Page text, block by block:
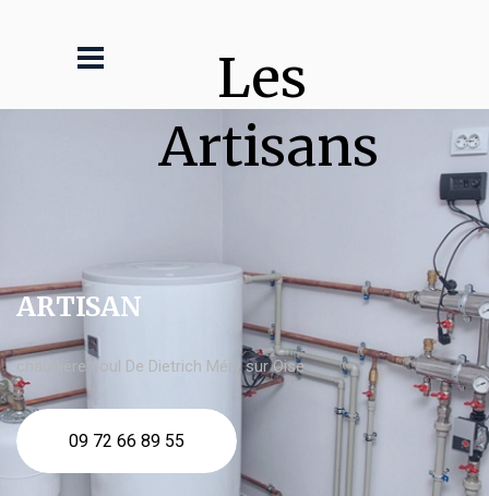
Les
Artisans
ARTISAN
chaudière fioul De Dietrich Méry sur Oise
09 72 66 89 55